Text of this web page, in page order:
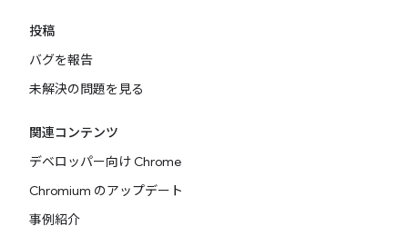
投稿
バグを報告
未解決の問題を見る
関連コンテンツ
デベロッパー向け Chrome
Chromium のアップデート
事例紹介